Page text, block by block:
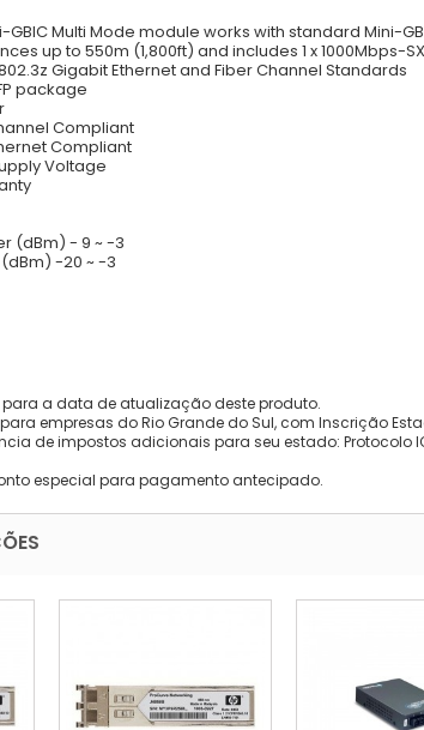
GBIC Multi Mode module works with standard Mini-
up to 550m (1,800ft) and includes 1 x 1000Mbps-
Gigabit Ethernet and Fiber Channel Standards
package
Compliant
Compliant
Voltage
(dBm) - 9 ~ -3
-20 ~ -3
a data de atualização deste produto.
empresas do Rio Grande do Sul, com Inscrição
de impostos adicionais para seu estado: Protocolo
especial para pagamento antecipado.